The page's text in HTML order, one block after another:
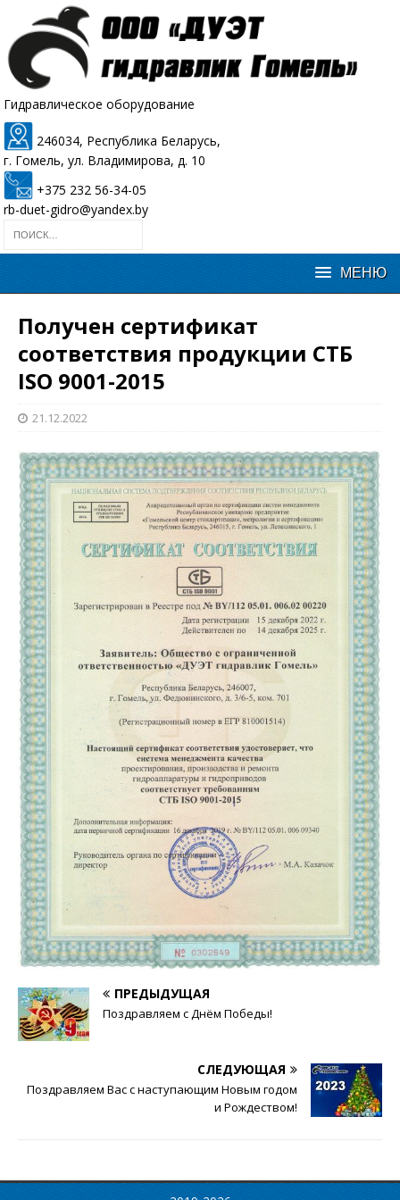
Гидравлическое оборудование
246034, Республика Беларусь,
г. Гомель, ул. Владимирова, д. 10
+375 232 56-34-05
rb-duet-gidro@yandex.by
Получен сертификат
соответствия продукции СТБ
ISO 9001-2015
21.12.2022
ПРЕДЫДУЩАЯ
Поздравляем с Днём Победы!
СЛЕДУЮЩАЯ
Поздравляем Вас с наступающим Новым годом
и Рождеством!